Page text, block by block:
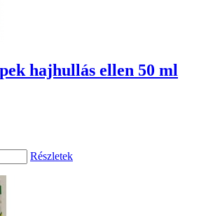
hajhullás ellen 50 ml
Részletek